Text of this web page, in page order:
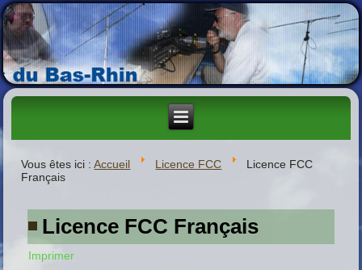
Vous êtes ici :Accueil Licence FCC
Licence FCC
Français
Licence FCC Français
Imprimer